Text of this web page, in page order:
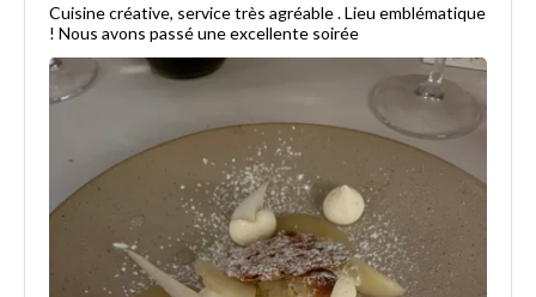
Cuisine créative, service très agréable . Lieu emblématique
! Nous avons passé une excellente soirée